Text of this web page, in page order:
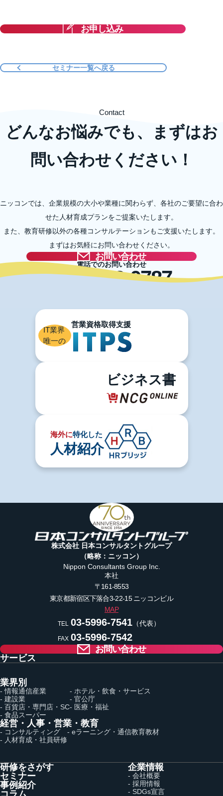
お申し込み
セミナー一覧へ戻る
どんなお悩みでも、まずはお
問い合わせください！
Contact
ニッコンでは、企業規模の大小や業種に関わらず、各社のご要望に合わ
せた人材育成プランをご提案いたします。
また、教育研修以外の各種コンサルテーションもご支援いたします。
まずはお気軽にお問い合わせください。
お問い合わせ
電話でのお問い合わせ
03-5996-0787
IT業界
唯一の
ビジネス書
海外に特化した
人材紹介
株式会社 日本コンサルタントグループ
（略称：ニッコン）
Nippon Consultants Group Inc.
本社
〒161-8553
東京都新宿区下落合3-22-15ニッコンビル
MAP
TEL 03-5996-7541（代表）
FAX 03-5996-7542
お問い合わせ
サービス
業界別
- 情報通信産業
- 建設業
- 百貨店・専門店・SC
- 食品スーパー
- ホテル・飲食・サービス
- 官公庁
- 医療・福祉
経営・人事・営業・教育
- コンサルティング
- 人材育成・社員研修
- eラーニング・通信教育教材
研修をさがす
セミナー
事例紹介
コラム
企業情報
- 会社概要
- 採用情報
- SDGs宣言